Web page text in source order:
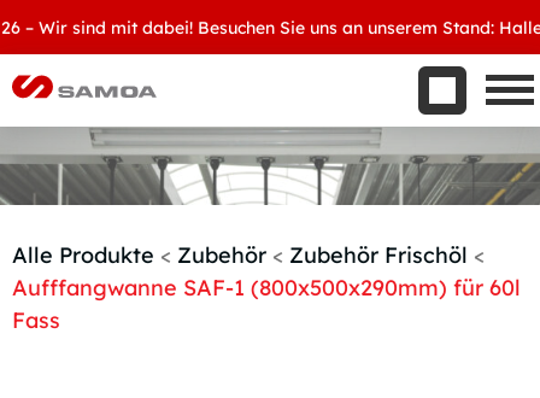
Wir sind mit dabei! Besuchen Sie uns an unserem Stand: Halle
Aktuelles
Kontakt
Handelspartner werden
Alle Produkte < Zubehör < Zubehör Frischöl <
Aufffangwanne SAF-1 (800x500x290mm) für 60l
Fass